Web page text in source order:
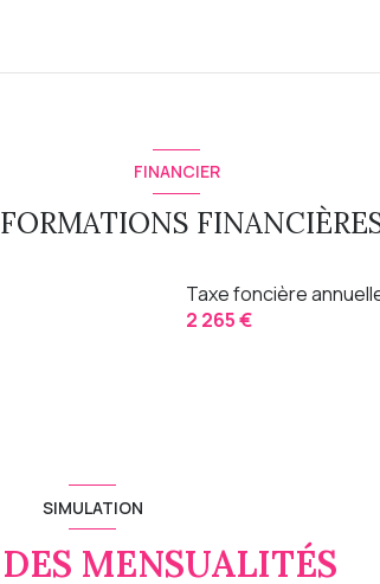
FINANCIER
Taxe foncière
2 265 €
SIMULATION
MENSUALITÉS